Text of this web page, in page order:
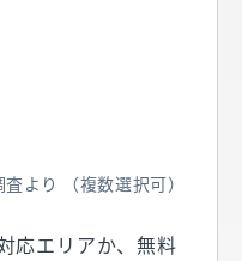
より （複数選択可）
応エリアか、無料